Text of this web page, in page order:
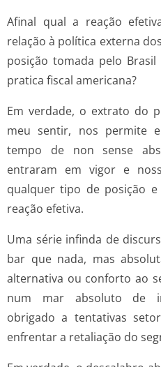
Afinal qual a reação
relação à política externa
posição tomada pelo
pratica fiscal americana?
Em verdade, o extrato do
meu sentir, nos permite
tempo de non sense
entraram em vigor e
qualquer tipo de posição
reação efetiva.
Uma série infinda de
bar que nada, mas
alternativa ou conforto ao
num mar absoluto de
obrigado a tentativas
enfrentar a retaliação do